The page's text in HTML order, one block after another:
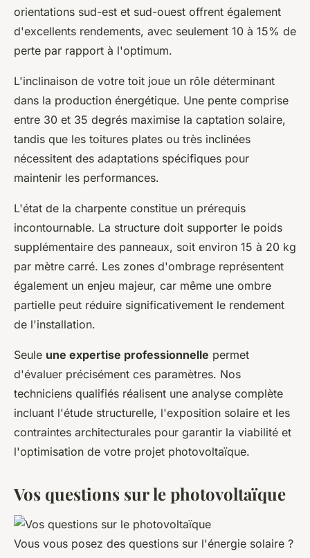
orientations sud-est et sud-ouest offrent également
d'excellents rendements, avec seulement 10 à 15% de
perte par rapport à l'optimum.
L'inclinaison de votre toit joue un rôle déterminant
dans la production énergétique. Une pente comprise
entre 30 et 35 degrés maximise la captation solaire,
tandis que les toitures plates ou très inclinées
nécessitent des adaptations spécifiques pour
maintenir les performances.
L'état de la charpente constitue un prérequis
incontournable. La structure doit supporter le poids
supplémentaire des panneaux, soit environ 15 à 20 kg
par mètre carré. Les zones d'ombrage représentent
également un enjeu majeur, car même une ombre
partielle peut réduire significativement le rendement
de l'installation.
Seule une expertise professionnelle permet
d'évaluer précisément ces paramètres. Nos
techniciens qualifiés réalisent une analyse complète
incluant l'étude structurelle, l'exposition solaire et les
contraintes architecturales pour garantir la viabilité et
l'optimisation de votre projet photovoltaïque.
Vos questions sur le photovoltaïque
Vous vous posez des questions sur l'énergie solaire ?